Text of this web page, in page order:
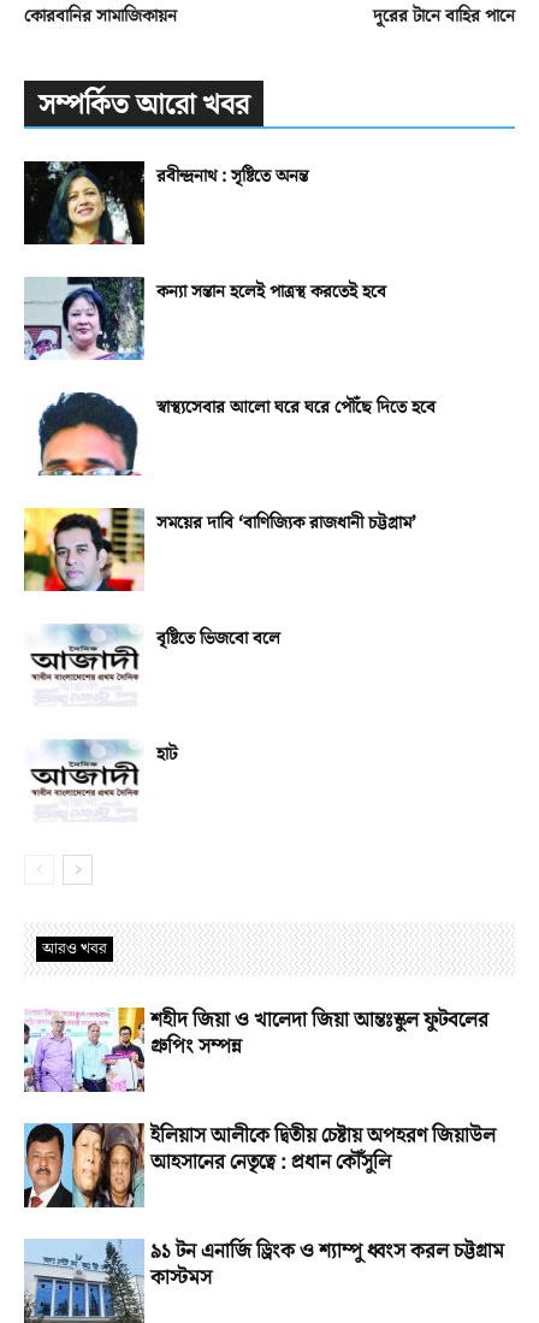
কোরবানির সামাজিকায়ন দূরের টানে বাহির পানে
সম্পর্কিত আরো খবর
রবীন্দ্রনাথ : সৃষ্টিতে অনন্ত
কন্যা সন্তান হলেই পাত্রস্থ করতেই হবে
স্বাস্থ্যসেবার আলো ঘরে ঘরে পৌঁছে দিতে হবে
সময়ের দাবি ‘বাণিজ্যিক রাজধানী চট্টগ্রাম’
বৃষ্টিতে ভিজবো বলে
হাট
আরও খবর
শহীদ জিয়া ও খালেদা জিয়া আন্তঃস্কুল ফুটবলের
গ্রুপিং সম্পন্ন
ইলিয়াস আলীকে দ্বিতীয় চেষ্টায় অপহরণ জিয়াউল
আহসানের নেতৃত্বে : প্রধান কৌঁসুলি
৯১ টন এনার্জি ড্রিংক ও শ্যাম্পু ধ্বংস করল চট্টগ্রাম
কাস্টমস